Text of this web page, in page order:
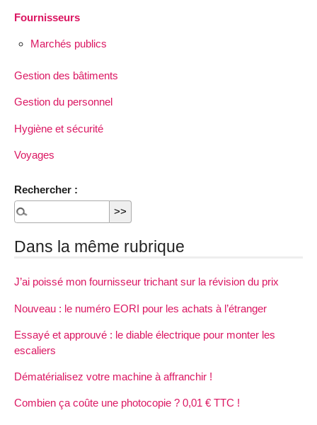
Fournisseurs
Marchés publics
Gestion des bâtiments
Gestion du personnel
Hygiène et sécurité
Voyages
Rechercher :
Dans la même rubrique
J’ai poissé mon fournisseur trichant sur la révision du prix
Nouveau : le numéro EORI pour les achats à l’étranger
Essayé et approuvé : le diable électrique pour monter les
escaliers
Dématérialisez votre machine à affranchir !
Combien ça coûte une photocopie ? 0,01 € TTC !